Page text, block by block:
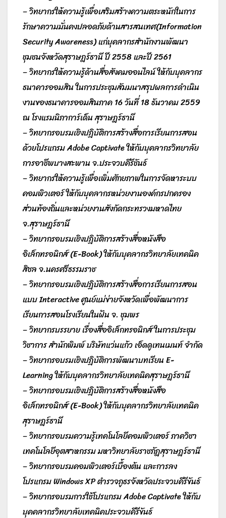
– วิทยากรให้ความรู้เพื่อเสริมสร้างความตระหนักในการ
รักษาความมั่นคงปลอดภัยด้านสารสนเทศ(Information
Security Awareness) แก่บุคลากรสำนักงานพัฒนา
ชุมชนจังหวัดสุราษฎร์ธานี ปี 2558 และปี 2561
– วิทยากรให้ความรู้ด้านสื่อสังคมออนไลน์ ให้กับบุคลากร
ธนาคารออมสิน ในการประชุมสัมมนาสรุปผลการดำเนิน
งานของธนาคารออมสินภาค 16 วันที่ 18 ธันวาคม 2559
ณ โรงแรมนิภาการ์เด็น สุราษฎร์ธานี
– วิทยากรอบรมเชิงปฏิบัติการสร้างสื่อการเรียนการสอน
ด้วยโปรแกรม Adobe Captivate ให้กับบุคลากรวิทยาลัย
การอาชีพบางสะพาน จ.ประจวบคีรีชันธ์
– วิทยากรให้ความรู้เพื่อเพิ่มศักยภาพในการจัดหาระบบ
คอมพิวเตอร์ ให้กับบุคลากรหน่วยงานองค์กรปกครอง
ส่วนท้องถิ่นและหน่วยงานสังกัดกระทรวงมหาดไทย
จ.สุราษฎร์ธานี
– วิทยากรอบรมเชิงปฏิบัติการสร้างสื่อหนังสือ
อิเล็กทรอนิกส์ (E-Book) ให้กับบุคลากรวิทยาลัยเทคนิค
สิชล จ.นครศรีธรรมราช
– วิทยากรอบรมเชิงปฏิบัติการสร้างสื่อการเรียนการสอน
แบบ Interactive ศูนย์แม่ข่ายจังหวัดเพื่อพัฒนาการ
เรียนการสอนโรงเรียนในฝัน จ. ชุมพร
– วิทยากรบรรยาย เรื่องสื่ออิเล็กทรอนิกส์ ในการประชุม
วิชาการ สำนักพิมพ์ บริษัทแว่นแก้ว เอ็ดดูเทนเมนท์ จำกัด
– วิทยากรอบรมเชิงปฏิบัติการพัฒนาบทเรียน E-
Learning ให้กับบุคลากรวิทยาลัยเทคนิคสุราษฎร์ธานี
– วิทยากรอบรมเชิงปฏิบัติการสร้างสื่อหนังสือ
อิเล็กทรอนิกส์ (E-Book) ให้กับบุคลากรวิทยาลัยเทคนิค
สุราษฎร์ธานี
– วิทยากรอบรมความรู้เทคโนโลยีคอมพิวเตอร์ ภาควิชา
เทคโนโลยีอุตสาหกรรม มหาวิทยาลัยราชภัฎสุราษฎร์ธานี
– วิทยากรอบรมคอมพิวเตอร์เบื้องต้น และการลง
โปรแกรม Windows XP ตำรวจภูธรจังหวัดประจวบคีรีขันธ์
– วิทยากรอบรมการใช้โปรแกรม Adobe Captivate ให้กับ
บุคคลากรวิทยาลัยเทคนิคประจวบคีรีขันธ์